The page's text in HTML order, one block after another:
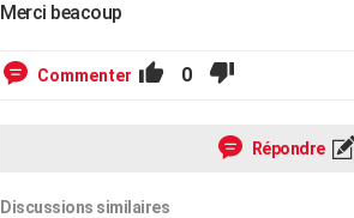
Merci beacoup
Commenter 0
Répondre
Discussions similaires